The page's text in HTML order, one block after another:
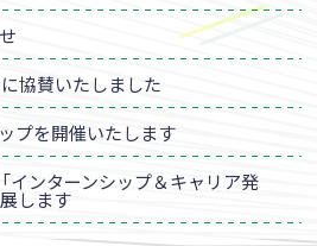
協賛いたしました
プを開催いたします
インターンシップ＆キャリア発
します